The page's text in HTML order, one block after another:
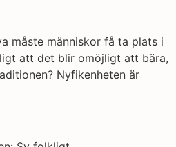
måste människor få ta plats i
att det blir omöjligt att bära,
Nyfikenheten är